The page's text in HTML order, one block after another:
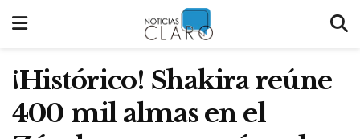
¡Histórico! Shakira reúne
400 mil almas en el